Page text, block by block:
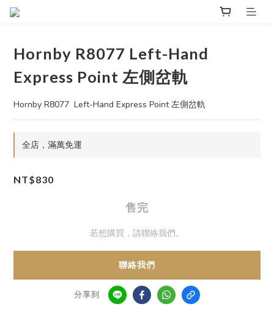
Hornby R8077 Left-Hand
Express Point 左側岔軌
Hornby R8077  Left-Hand Express Point 左側岔軌
全店，滿萬免運
NT$830
售完
若想購買，請聯絡我們。
聯絡我們
分享到